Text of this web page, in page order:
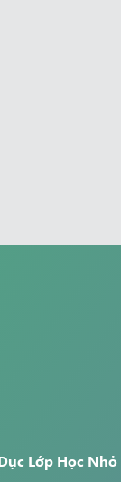
Lớp Học Nhỏ